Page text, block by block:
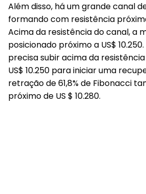
Além disso, há um grande canal
formando com resistência próxima
Acima da resistência do canal, a
posicionado próximo a US$
precisa subir acima da resistência
US$ 10.250 para iniciar uma
retração de 61,8% de Fibonacci
próximo de US $ 10.280.